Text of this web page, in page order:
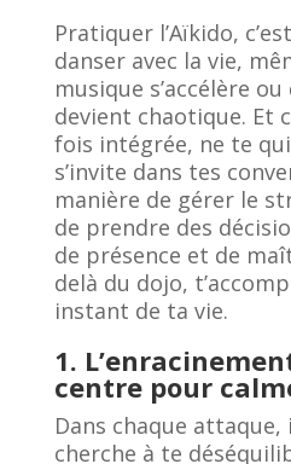
Pratiquer l’Aïkido,
danser avec la vie,
musique s’accélère
devient chaotique. Et
fois intégrée, ne te
s’invite dans tes
manière de gérer le
de prendre des
de présence et de
delà du dojo,
instant de ta vie.
1.
centre pour
Dans chaque
cherche à te